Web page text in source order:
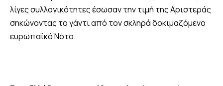
λίγες συλλογικότητες έσωσαν την τιμή της Αριστεράς
σηκώνοντας το γάντι από τον σκληρά δοκιμαζόμενο
ευρωπαϊκό Νότο.